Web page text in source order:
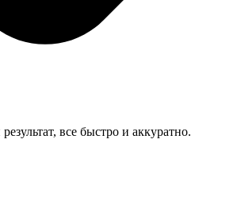
все быстро и аккуратно.